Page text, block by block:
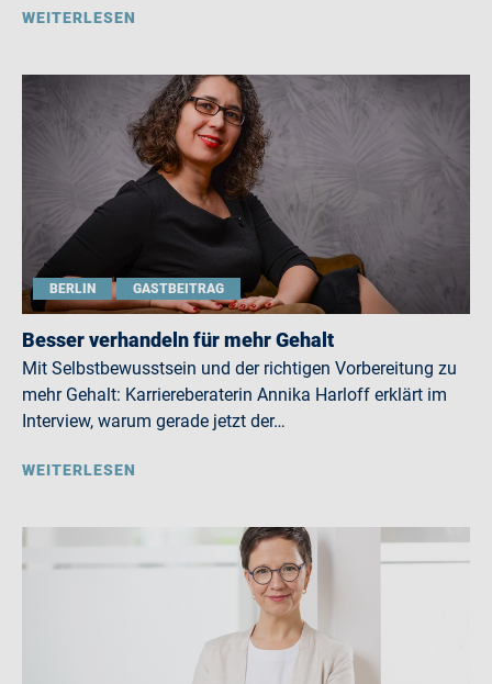
WEITERLESEN
BERLIN GASTBEITRAG
Besser verhandeln für mehr Gehalt
Mit Selbstbewusstsein und der richtigen Vorbereitung zu
mehr Gehalt: Karriereberaterin Annika Harloff erklärt im
Interview, warum gerade jetzt der…
WEITERLESEN